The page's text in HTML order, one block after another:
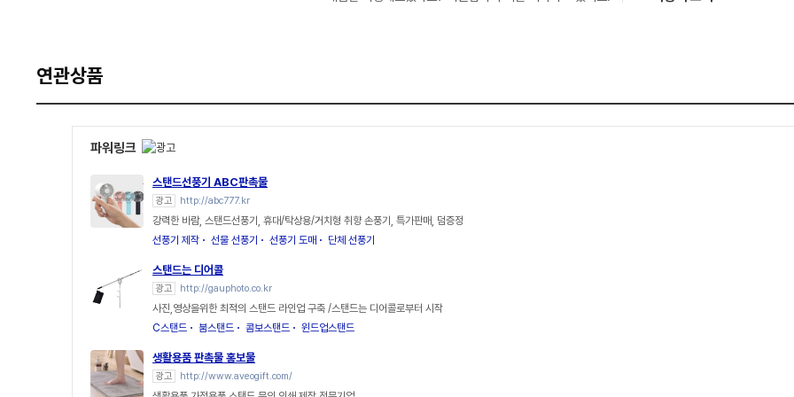
연관상품
파워링크
스탠드선풍기 ABC판촉물
광고 http://abc777.kr
강력한 바람, 스탠드선풍기, 휴대/탁상용/거치형 취향 손풍기, 특가판매, 덤증정
선풍기 제작
선물 선풍기 선풍기 도매 단체 선풍기
스탠드는 디어콜
광고 http://gauphoto.co.kr
사진,영상을위한 최적의 스탠드 라인업 구축 /스탠드는 디어콜로부터 시작
C스탠드
붐스탠드 콤보스탠드 윈드업스탠드
생활용품 판촉물 홍보물
광고 http://www.aveogift.com/